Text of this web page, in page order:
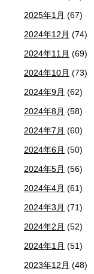
2025年1月 (67)
2024年12月 (74)
2024年11月 (69)
2024年10月 (73)
2024年9月 (62)
2024年8月 (58)
2024年7月 (60)
2024年6月 (50)
2024年5月 (56)
2024年4月 (61)
2024年3月 (71)
2024年2月 (52)
2024年1月 (51)
2023年12月 (48)